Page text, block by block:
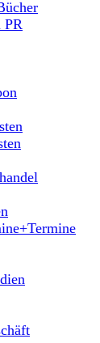
PR